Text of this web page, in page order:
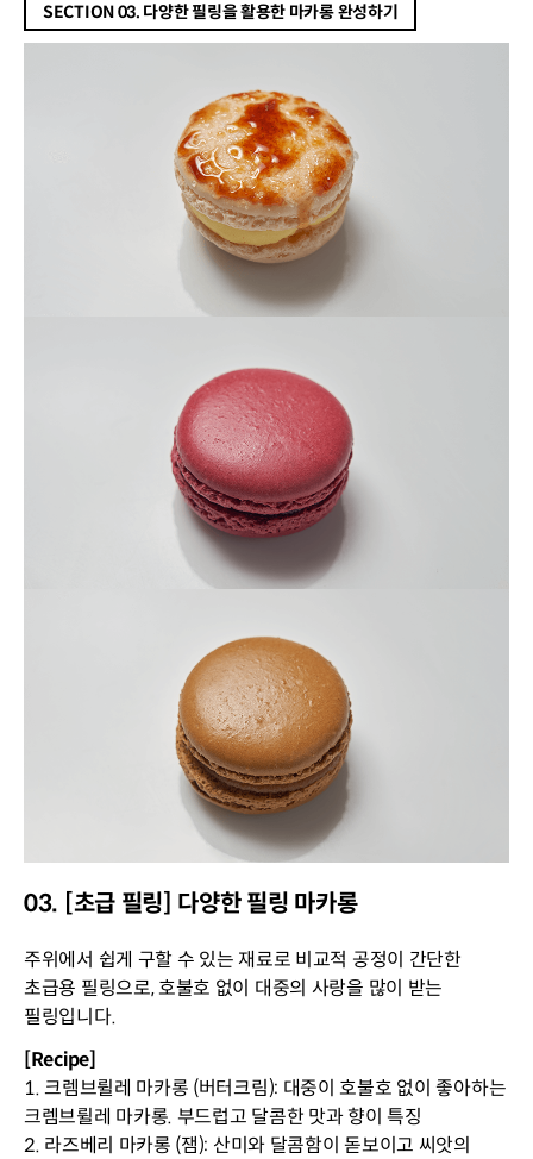
SECTION 03. 다양한 필링을 활용한 마카롱 완성하기
03. [초급 필링] 다양한 필링 마카롱
주위에서 쉽게 구할 수 있는 재료로 비교적 공정이 간단한
초급용 필링으로, 호불호 없이 대중의 사랑을 많이 받는
필링입니다.
[Recipe]
1. 크렘브륄레 마카롱 (버터크림): 대중이 호불호 없이 좋아하는
크렘브륄레 마카롱. 부드럽고 달콤한 맛과 향이 특징
2. 라즈베리 마카롱 (잼): 산미와 달콤함이 돋보이고 씨앗의